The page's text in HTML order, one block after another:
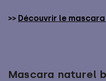
>> Découvrir le
Mascara naturel